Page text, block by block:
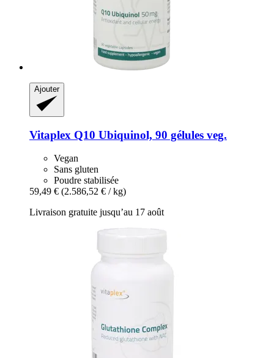
Ajouter
Vitaplex Q10 Ubiquinol, 90 gélules veg.
Vegan
Sans gluten
Poudre stabilisée
59,49 € (2.586,52 € / kg)
Livraison gratuite jusqu’au 17 août